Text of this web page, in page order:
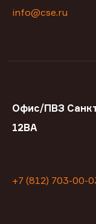
info@cse.ru
Офис/ПВЗ
12ВА
+7 (812) 703-00-